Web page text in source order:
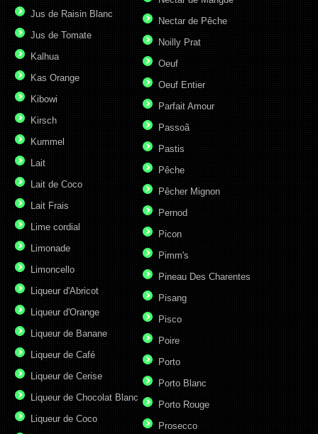
Jus de Raisin Blanc
Jus de Tomate
Kalhua
Kas Orange
Kibowi
Kirsch
Kummel
Lait
Lait de Coco
Lait Frais
Lime cordial
Limonade
Limoncello
Liqueur d'Abricot
Liqueur d'Orange
Liqueur de Banane
Liqueur de Café
Liqueur de Cerise
Liqueur de Chocolat Blanc
Liqueur de Coco
Nectar de Pêche
Noilly Prat
Oeuf
Oeuf Entier
Parfait Amour
Passoã
Pastis
Pêche
Pêcher Mignon
Pernod
Picon
Pimm's
Pineau Des Charentes
Pisang
Pisco
Poire
Porto
Porto Blanc
Porto Rouge
Prosecco